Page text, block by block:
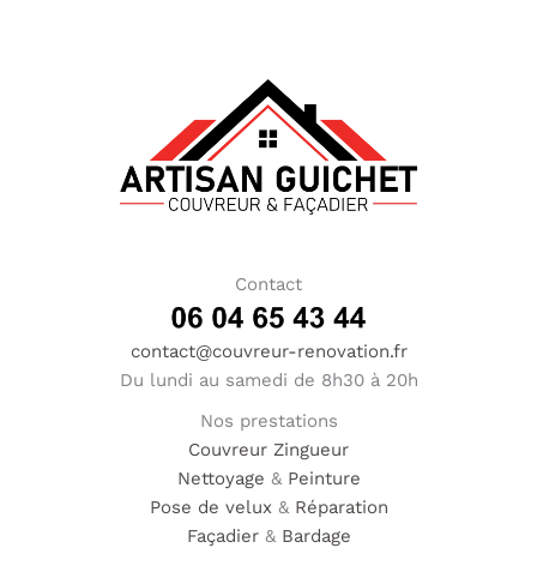
Contact
contact@couvreur-renovation.fr
Du lundi au samedi de 8h30 à 20h
Nos prestations
Couvreur Zingueur
Nettoyage & Peinture
Pose de velux& Réparation
Façadier& Bardage